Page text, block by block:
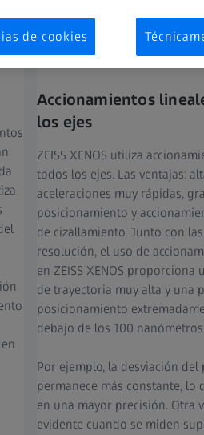
Accionamientos
los ejes
ZEISS XENOS utiliza
todos los ejes. Las ventajas:
aceleraciones muy rápidas,
posicionamiento y
de cizallamiento. Junto con
resolución, el uso de
en ZEISS XENOS proporciona
de trayectoria muy alta y una
posicionamiento
debajo de los 100
Por ejemplo, la desviación del
permanece más constante, lo
en una mayor precisión. Otra
evidente cuando se miden
de cookies